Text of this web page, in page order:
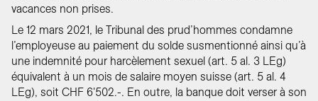
vacances non prises.
Le 12 mars 2021, le Tribunal des prud’hommes condamne
l’employeuse au paiement du solde susmentionné ainsi qu’à
une indemnité pour harcèlement sexuel (art. 5 al. 3 LEg)
équivalent à un mois de salaire moyen suisse (art. 5 al. 4
LEg), soit CHF 6'502.-. En outre, la banque doit verser à son